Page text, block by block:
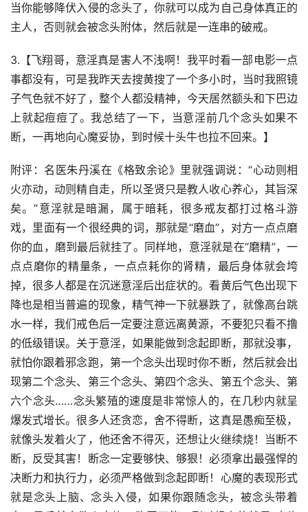
当你能够降伏入侵的念头了，你就可以成为自己身体真正的
主人，否则就会被念头附体，然后就是一连串的破戒。
3.【飞翔哥，意淫真是害人不浅啊！我平时看一部电影一点
事都没有，可是我昨天去搜黄搜了一个多小时，当时我照镜
子气色就不好了，整个人都没精神，今天居然额头和下巴边
上就起痘痘了。我总结了一下，当意淫前几个念头如果不
断，一再地向心魔妥协，到时候十头牛也拉不回来。】
附评：名医朱丹溪在《格致余论》里就强调说：“心动则相
火亦动，动则精自走，所以圣贤只是教人收心养心，其旨深
矣。”意淫就是暗漏，属于暗耗，很多戒友都打过格斗游
戏，里面有一个很经典的词，那就是“磨血”，对方一点点磨
你的血，磨到最后就挂了。同样地，意淫就是在“磨精”，一
点点磨你的精量条，一点点耗你的肾精，最后身体就会垮
掉，很多人都是在沉迷意淫后出症状的。看黄后气色出现下
降也是相当普遍的现象，精气神一下就暴跌了，就像高台跳
水一样，我们戒色后一定要注意远离黄源，不要犯只看不撸
的低级错误。关于意淫，如果能做到念起即断，那就没事，
就怕你跟着邪念跑，第一个念头出现时你不断，然后就会出
现第二个念头、第三个念头、第四个念头、第五个念头、第
六个念头……念头繁殖的速度是非常惊人的，在几秒内就呈
爆发式增长。很多人还贪恋，舍不得断，这真是愚痴至极，
就像头发着火了，他还舍不得灭，还想让火继续烧！当断不
断，反受其害！断念一定要够快、够狠！必须拿出最强悍的
决断力和执行力，必须严格做到念起即断！心魔的表现形式
就是念头上脑、念头入侵，如果你跟随念头，被念头带着